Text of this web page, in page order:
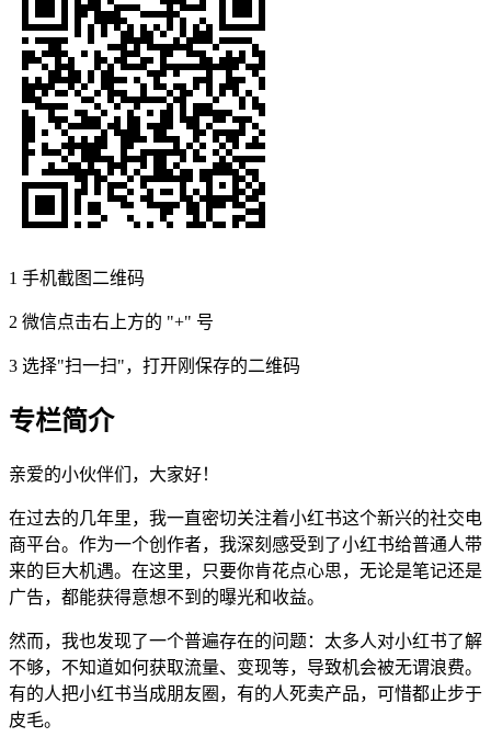
1 手机截图二维码
2 微信点击右上方的 "+" 号
3 选择"扫一扫"，打开刚保存的二维码
专栏简介
亲爱的小伙伴们，大家好！
在过去的几年里，我一直密切关注着小红书这个新兴的社交电
商平台。作为一个创作者，我深刻感受到了小红书给普通人带
来的巨大机遇。在这里，只要你肯花点心思，无论是笔记还是
广告，都能获得意想不到的曝光和收益。
然而，我也发现了一个普遍存在的问题：太多人对小红书了解
不够，不知道如何获取流量、变现等，导致机会被无谓浪费。
有的人把小红书当成朋友圈，有的人死卖产品，可惜都止步于
皮毛。